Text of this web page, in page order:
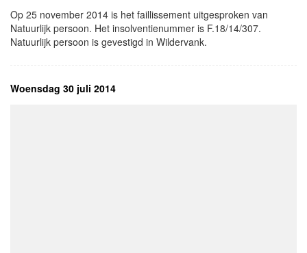
Op 25 november 2014 is het faillissement uitgesproken van
Natuurlijk persoon. Het insolventienummer is F.18/14/307.
Natuurlijk persoon is gevestigd in Wildervank.
Woensdag 30 juli 2014